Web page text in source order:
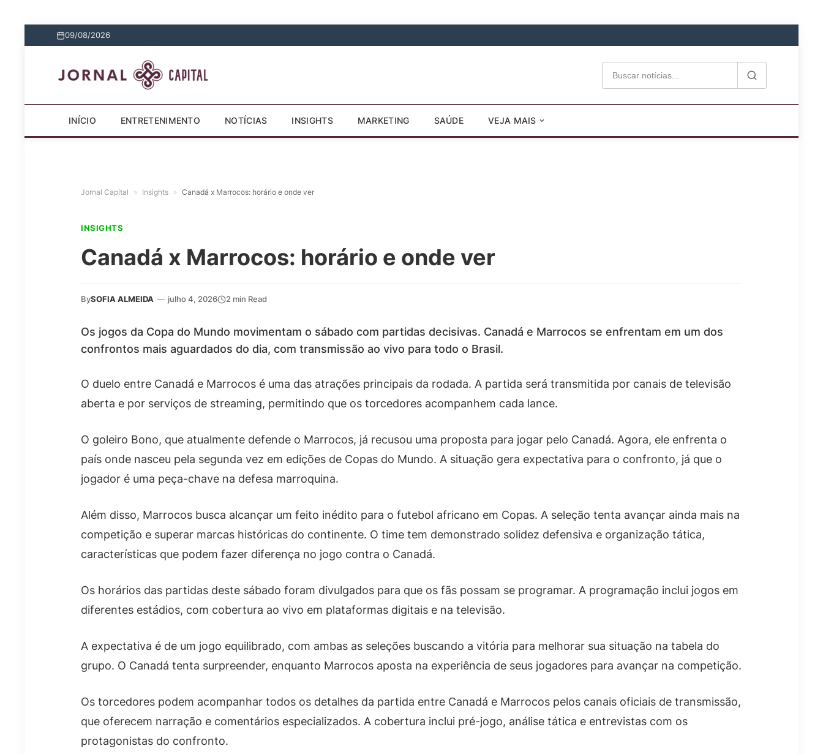
09/08/2026
INÍCIO ENTRETENIMENTO NOTÍCIAS INSIGHTS MARKETING SAÚDE VEJA MAIS
Jornal Capital » Insights » Canadá x Marrocos: horário e onde ver
INSIGHTS
Canadá x Marrocos: horário e onde ver
BySOFIA ALMEIDA — julho 4, 2026 2 min Read
Os jogos da Copa do Mundo movimentam o sábado com partidas decisivas. Canadá e Marrocos se enfrentam em um dos
confrontos mais aguardados do dia, com transmissão ao vivo para todo o Brasil.
O duelo entre Canadá e Marrocos é uma das atrações principais da rodada. A partida será transmitida por canais de televisão
aberta e por serviços de streaming, permitindo que os torcedores acompanhem cada lance.
O goleiro Bono, que atualmente defende o Marrocos, já recusou uma proposta para jogar pelo Canadá. Agora, ele enfrenta o
país onde nasceu pela segunda vez em edições de Copas do Mundo. A situação gera expectativa para o confronto, já que o
jogador é uma peça-chave na defesa marroquina.
Além disso, Marrocos busca alcançar um feito inédito para o futebol africano em Copas. A seleção tenta avançar ainda mais na
competição e superar marcas históricas do continente. O time tem demonstrado solidez defensiva e organização tática,
características que podem fazer diferença no jogo contra o Canadá.
Os horários das partidas deste sábado foram divulgados para que os fãs possam se programar. A programação inclui jogos em
diferentes estádios, com cobertura ao vivo em plataformas digitais e na televisão.
A expectativa é de um jogo equilibrado, com ambas as seleções buscando a vitória para melhorar sua situação na tabela do
grupo. O Canadá tenta surpreender, enquanto Marrocos aposta na experiência de seus jogadores para avançar na competição.
Os torcedores podem acompanhar todos os detalhes da partida entre Canadá e Marrocos pelos canais oficiais de transmissão,
que oferecem narração e comentários especializados. A cobertura inclui pré-jogo, análise tática e entrevistas com os
protagonistas do confronto.